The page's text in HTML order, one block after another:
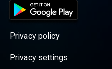
Privacy policy
Privacy settings